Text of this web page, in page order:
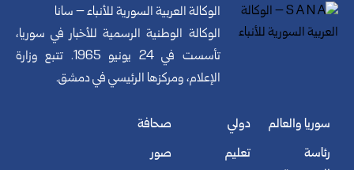
الوكالة العربية السورية للأنباء – سانا
الوكالة الوطنية الرسمية للأخبار في سوريا،
تأسست في 24 يونيو 1965. تتبع وزارة
الإعلام، ومركزها الرئيسي في دمشق.
سوريا والعالم
رئاسة
دولي
تعليم
صحافة
صور